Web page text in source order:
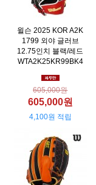
윌슨 2025 KOR A2K
1799 외야 글러브
12.75인치 블랙/레드
WTA2K25KR99BK4
605,000원
605,000원
4,100원 적립